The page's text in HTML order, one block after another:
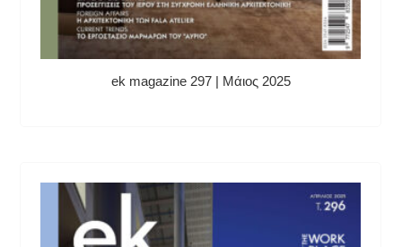
ek magazine 297 | Μάιος 2025